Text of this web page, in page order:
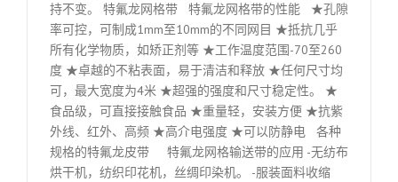
持不变。 特氟龙网格带 特氟龙网格带的性能 ★孔隙
率可控，可制成1mm至10mm的不同网目 ★抵抗几乎
所有化学物质，如矫正剂等 ★工作温度范围-70至260
度 ★卓越的不粘表面，易于清洁和释放 ★任何尺寸均
可，最大宽度为4米 ★超强的强度和尺寸稳定性。 ★
食品级，可直接接触食品 ★重量轻，安装方便 ★抗紫
外线、红外、高频 ★高介电强度 ★可以防静电 各种
规格的特氟龙皮带 特氟龙网格输送带的应用 -无纺布
烘干机，纺织印花机，丝绸印染机。 -服装面料收缩